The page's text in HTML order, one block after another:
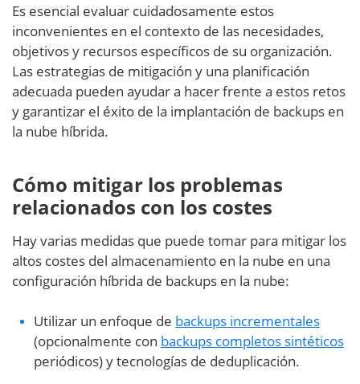
Es esencial evaluar cuidadosamente estos
inconvenientes en el contexto de las necesidades,
objetivos y recursos específicos de su organización.
Las estrategias de mitigación y una planificación
adecuada pueden ayudar a hacer frente a estos retos
y garantizar el éxito de la implantación de backups en
la nube híbrida.
Cómo mitigar los problemas
relacionados con los costes
Hay varias medidas que puede tomar para mitigar los
altos costes del almacenamiento en la nube en una
configuración híbrida de backups en la nube:
Utilizar un enfoque de backups incrementales
(opcionalmente con backups completos sintéticos
periódicos) y tecnologías de deduplicación.